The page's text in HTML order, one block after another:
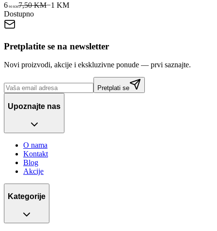
6 90KM7,50 KM−1 KM
Dostupno
Pretplatite se na newsletter
Novi proizvodi, akcije i ekskluzivne ponude — prvi saznajte.
Pretplati se
Upoznajte nas
O nama
Kontakt
Blog
Akcije
Kategorije